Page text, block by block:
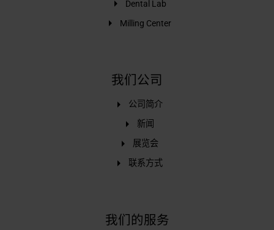
Dental Lab
Milling Center
我们公司
公司简介
新闻
展览会
联系方式
我们的服务